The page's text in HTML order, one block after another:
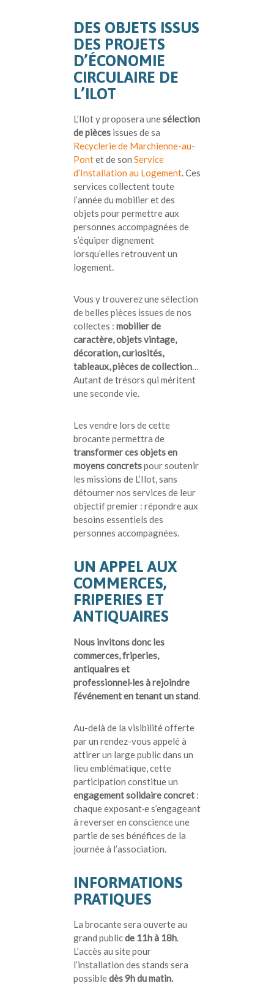
DES OBJETS ISSUS
DES PROJETS
D’ÉCONOMIE
CIRCULAIRE DE
L’ILOT
L’Ilot y proposera unesélection
de pièces issues de sa
Recyclerie de Marchienne-au-
Pontet de son Service
d’Installation au Logement. Ces
services collectent toute
l’année du mobilier et des
objets pour permettre aux
personnes accompagnées de
s’équiper dignement
lorsqu’elles retrouvent un
logement.
Vous y trouverez une sélection
de belles pièces issues de nos
collectes : mobilier de
caractère, objets vintage,
décoration, curiosités,
tableaux, pièces de collection…
Autant de trésors qui méritent
une seconde vie.
Les vendre lors de cette
brocante permettra de
transformer ces objets en
moyens concretspour soutenir
les missions de L’Ilot, sans
détourner nos services de leur
objectif premier : répondre aux
besoins essentiels des
personnes accompagnées.
UN APPEL AUX
COMMERCES,
FRIPERIES ET
ANTIQUAIRES
Nous invitons donc les
commerces, friperies,
antiquaires et
professionnel·les à rejoindre
l’événement en tenant un stand.
Au-delà de la visibilité offerte
par un rendez-vous appelé à
attirer un large public dans un
lieu emblématique, cette
participation constitue un
engagement solidaire concret :
chaque exposant·e s’engageant
à reverser en conscience une
partie de ses bénéfices de la
journée à l’association.
INFORMATIONS
PRATIQUES
La brocante sera ouverte au
grand publicde 11h à 18h.
L’accès au site pour
l’installation des stands sera
possibledès 9h du matin.